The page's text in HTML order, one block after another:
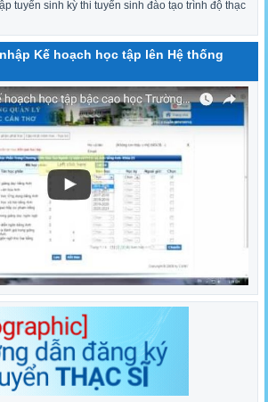
tuyển sinh kỳ thi tuyển sinh đào tạo trình độ thạc
Kế hoạch học tập lên Hệ thống